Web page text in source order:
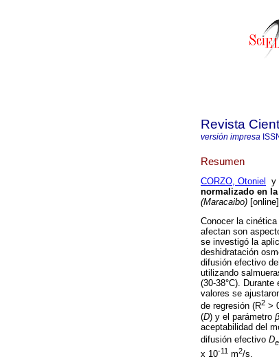
Revista
versión impresa
Resumen
CORZO, Otoniel y
normalizado en
(Maracaibo)
Conocer la
afectan son
se investigó la
deshidratación
difusión efectivo
utilizando
(30-38°C).
valores se
de regresión (R2 >
(D) y el parámetro β
aceptabilidad del
difusión efectivo De
x 10-11 m2/s.